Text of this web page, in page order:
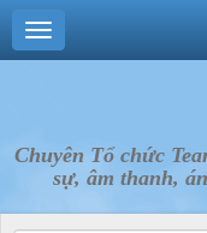
Chuyên Tổ chức
sự, âm thanh,